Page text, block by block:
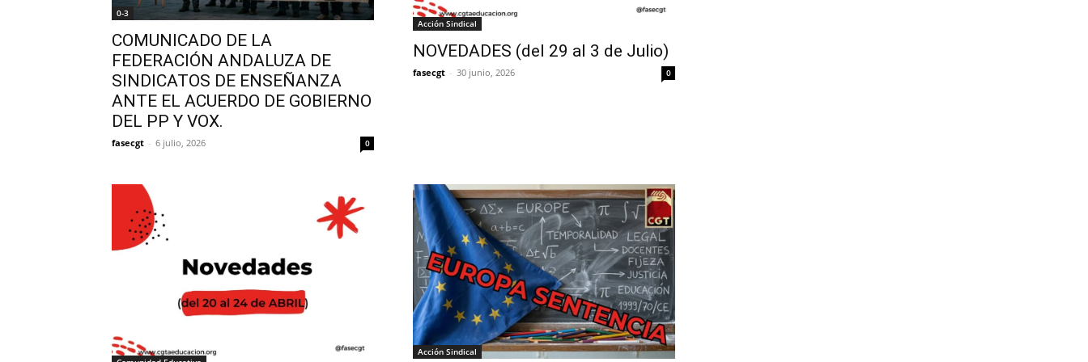
0-3
COMUNICADO DE LA
FEDERACIÓN ANDALUZA DE
SINDICATOS DE ENSEÑANZA
ANTE EL ACUERDO DE GOBIERNO
DEL PP Y VOX.
fasecgt - 6 julio, 2026 0
Acción Sindical
NOVEDADES (del 29 al 3 de Julio)
fasecgt - 30 junio, 2026 0
Acción Sindical